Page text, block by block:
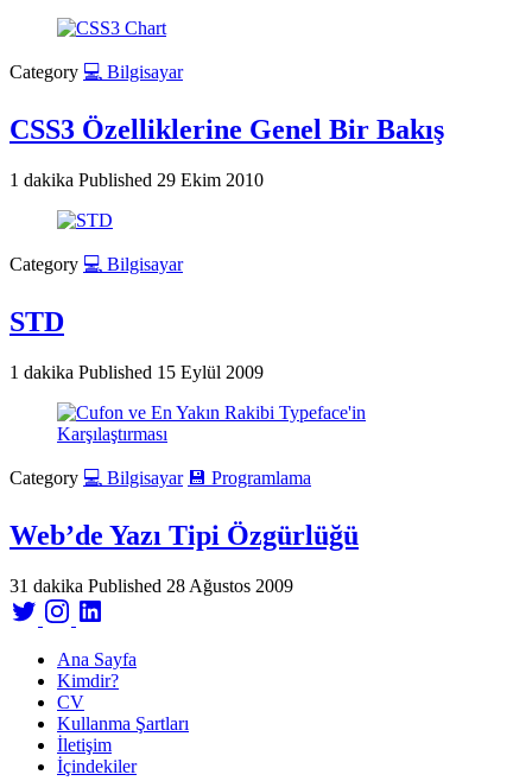
Category 💻 Bilgisayar
CSS3 Özelliklerine Genel Bir Bakış
1 dakika Published 29 Ekim 2010
Category 💻 Bilgisayar
STD
1 dakika Published 15 Eylül 2009
Category 💻 Bilgisayar 💾 Programlama
Web’de Yazı Tipi Özgürlüğü
31 dakika Published 28 Ağustos 2009
Ana Sayfa
Kimdir?
CV
Kullanma Şartları
İletişim
İçindekiler